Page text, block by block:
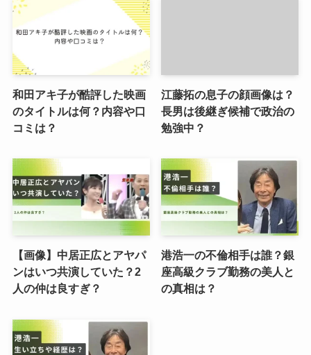
和田アキ子が酷評した映画
のタイトルは何？内容や口
コミは？
江藤拓の息子の顔画像は？
長男は後継ぎ候補で政治の
勉強中？
【画像】中居正広とアヤパ
ンはいつ共演していた？2
人の仲は良すぎ？
港浩一の不倫相手は誰？銀
座高級クラブ勤務の美人と
の真相は？